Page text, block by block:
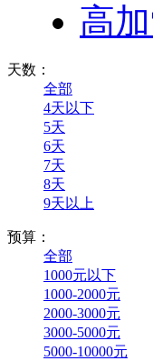
高
天数：
全部
4天以下
5天
6天
7天
8天
9天以上
预算：
全部
1000元以下
1000-2000元
2000-3000元
3000-5000元
5000-10000元